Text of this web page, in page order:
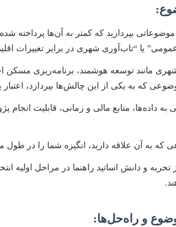
بپردازید که کمتر به آن‌ها پرداخته
یا “تاب‌آوری شهری در برابر تغییرات
مانند توسعه هوشمند، برنامه‌ریزی مسکن
که به یکی از این چالش‌ها بپردازد،
داده‌ها، منابع مالی و زمانی، قابلیت انجام
که به آن علاقه دارید، انگیزه شما را در
تجربه و دانش اساتید راهنما در مراحل اولیه
و راه‌حل‌ها: